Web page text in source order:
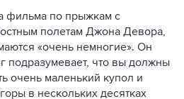
фильма по прыжкам с
полетам Джона Девора,
«очень немногие». Он
подразумевает, что вы должны
очень маленький купол и
в нескольких десятках